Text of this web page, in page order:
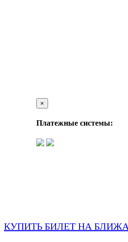
×
Платежные системы:
КУПИТЬ БИЛЕТ НА